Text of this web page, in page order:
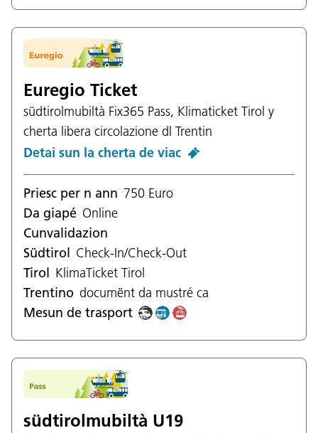
Euregio Ticket
südtirolmubiltà Fix365 Pass, Klimaticket Tirol y
cherta libera circolazione dl Trentin
Detai sun la cherta de viac
Priesc per n ann 750 Euro
Da giapé Online
Cunvalidazion
Südtirol Check-In/Check-Out
Tirol KlimaTicket Tirol
Trentino documënt da mustré ca
Mesun de trasport
südtirolmubiltà U19